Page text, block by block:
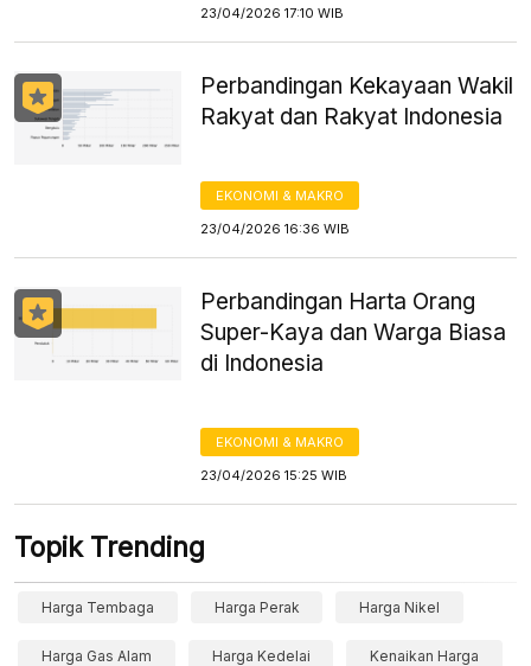
23/04/2026 17:10 WIB
Perbandingan Kekayaan Wakil
Rakyat dan Rakyat Indonesia
EKONOMI & MAKRO
23/04/2026 16:36 WIB
Perbandingan Harta Orang
Super-Kaya dan Warga Biasa
di Indonesia
EKONOMI & MAKRO
23/04/2026 15:25 WIB
Topik Trending
Harga Tembaga Harga Perak Harga Nikel
Harga Gas Alam Harga Kedelai Kenaikan Harga